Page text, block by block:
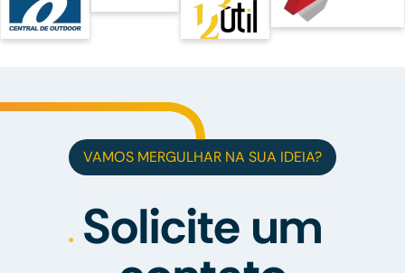
VAMOS MERGULHAR NA SUA IDEIA?
Solicite um